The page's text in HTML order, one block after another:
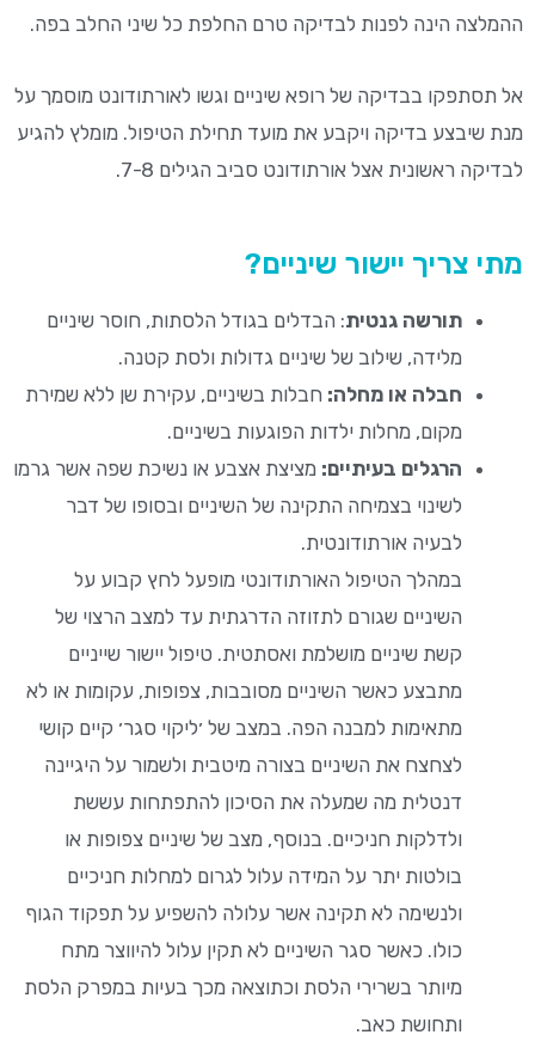
ההמלצה הינה לפנות לבדיקה טרם החלפת כל שיני החלב בפה.
אל תסתפקו בבדיקה של רופא שיניים וגשו לאורתודונט מוסמך על
מנת שיבצע בדיקה ויקבע את מועד תחילת הטיפול. מומלץ להגיע
לבדיקה ראשונית אצל אורתודונט סביב הגילים 7-8.
מתי צריך יישור שיניים?
תורשה גנטית: הבדלים בגודל הלסתות, חוסר שיניים
מלידה, שילוב של שיניים גדולות ולסת קטנה.
חבלה או מחלה: חבלות בשיניים, עקירת שן ללא שמירת
מקום, מחלות ילדות הפוגעות בשיניים.
הרגלים בעיתיים: מציצת אצבע או נשיכת שפה אשר גרמו
לשינוי בצמיחה התקינה של השיניים ובסופו של דבר
לבעיה אורתודונטית.
במהלך הטיפול האורתודונטי מופעל לחץ קבוע על
השיניים שגורם לתזוזה הדרגתית עד למצב הרצוי של
קשת שיניים מושלמת ואסתטית. טיפול יישור שייניים
מתבצע כאשר השיניים מסובבות, צפופות, עקומות או לא
מתאימות למבנה הפה. במצב של ׳ליקוי סגר׳ קיים קושי
לצחצח את השיניים בצורה מיטבית ולשמור על היגיינה
דנטלית מה שמעלה את הסיכון להתפתחות עששת
ולדלקות חניכיים. בנוסף, מצב של שיניים צפופות או
בולטות יתר על המידה עלול לגרום למחלות חניכיים
ולנשימה לא תקינה אשר עלולה להשפיע על תפקוד הגוף
כולו. כאשר סגר השיניים לא תקין עלול להיווצר מתח
מיותר בשרירי הלסת וכתוצאה מכך בעיות במפרק הלסת
ותחושת כאב.